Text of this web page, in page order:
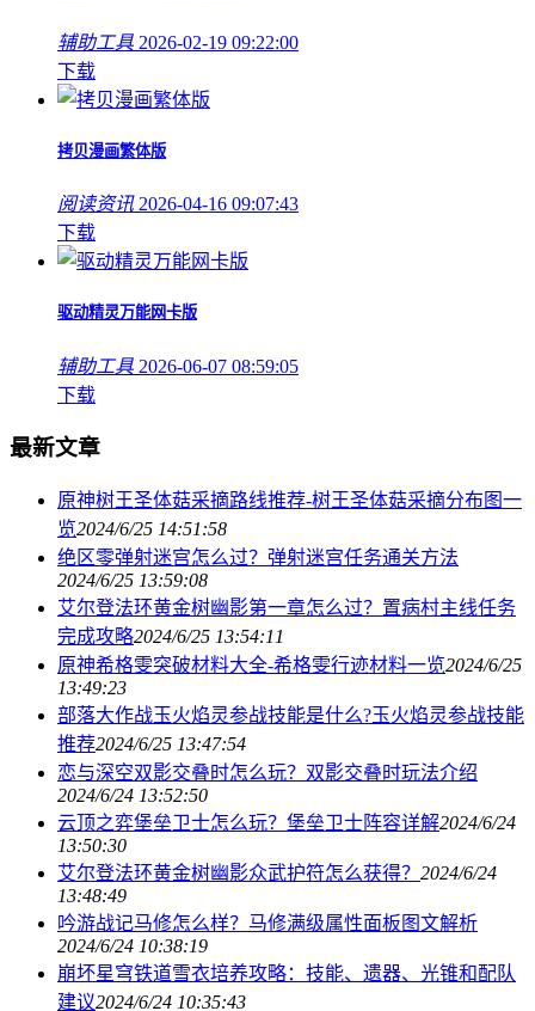
辅助工具 2026-02-19 09:22:00
下载
拷贝漫画繁体版
阅读资讯 2026-04-16 09:07:43
下载
驱动精灵万能网卡版
辅助工具 2026-06-07 08:59:05
下载
最新文章
原神树王圣体菇采摘路线推荐-树王圣体菇采摘分布图一
览2024/6/25 14:51:58
绝区零弹射迷宫怎么过？弹射迷宫任务通关方法
2024/6/25 13:59:08
艾尔登法环黄金树幽影第一章怎么过？置病村主线任务
完成攻略2024/6/25 13:54:11
原神希格雯突破材料大全-希格雯行迹材料一览2024/6/25
13:49:23
部落大作战玉火焰灵参战技能是什么?玉火焰灵参战技能
推荐2024/6/25 13:47:54
恋与深空双影交叠时怎么玩？双影交叠时玩法介绍
2024/6/24 13:52:50
云顶之弈堡垒卫士怎么玩？堡垒卫士阵容详解2024/6/24
13:50:30
艾尔登法环黄金树幽影众武护符怎么获得？ 2024/6/24
13:48:49
吟游战记马修怎么样？马修满级属性面板图文解析
2024/6/24 10:38:19
崩坏星穹铁道雪衣培养攻略：技能、遗器、光锥和配队
建议2024/6/24 10:35:43